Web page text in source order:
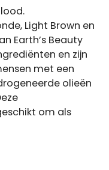
Light Brown en
Earth’s Beauty
en zijn
met een
olieën
om als